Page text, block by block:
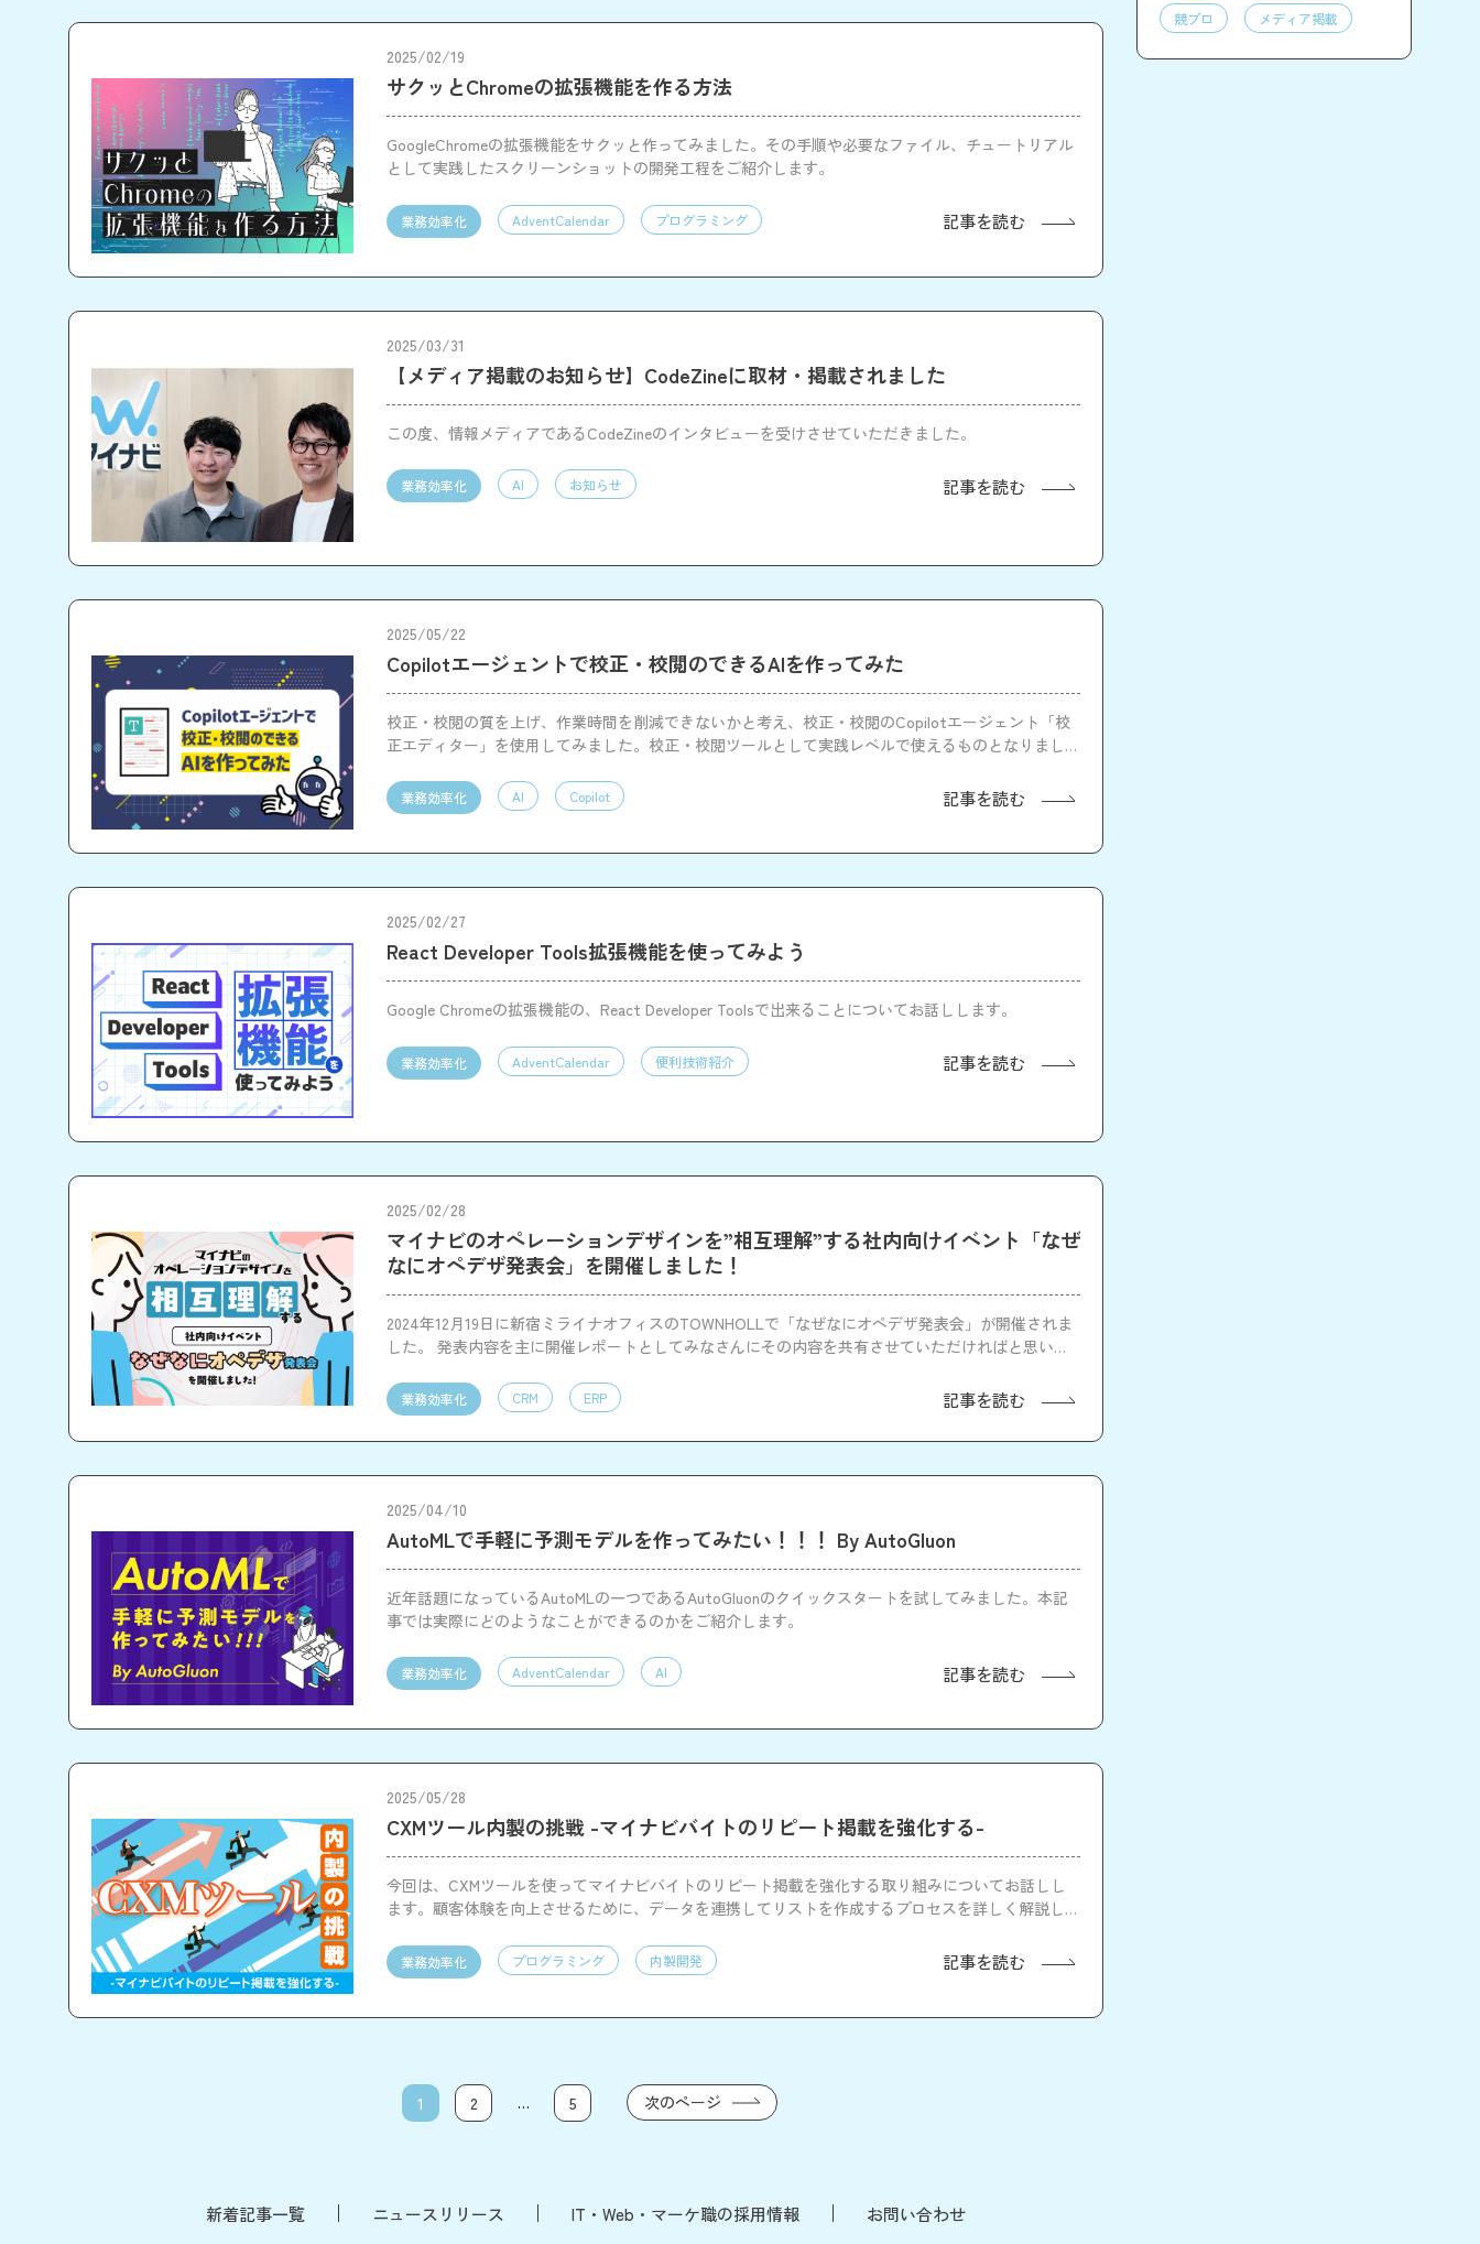
2025/02/19
サクッとChromeの拡張機能を作る方法
GoogleChromeの拡張機能をサクッと作ってみました。その手順や必要なファイル、チュートリアル
として実践したスクリーンショットの開発工程をご紹介します。
業務効率化 AdventCalendar プログラミング 記事を読む
2025/03/31
【メディア掲載のお知らせ】CodeZineに取材・掲載されました
この度、情報メディアであるCodeZineのインタビューを受けさせていただきました。
業務効率化 AI お知らせ 記事を読む
2025/05/22
Copilotエージェントで校正・校閲のできるAIを作ってみた
校正・校閲の質を上げ、作業時間を削減できないかと考え、校正・校閲のCopilotエージェント「校
正エディター」を使用してみました。校正・校閲ツールとして実践レベルで使えるものとなりました
業務効率化 AI Copilot 記事を読む
2025/02/27
React Developer Tools拡張機能を使ってみよう
Google Chromeの拡張機能の、React Developer Toolsで出来ることについてお話しします。
業務効率化 AdventCalendar 便利技術紹介 記事を読む
2025/02/28
マイナビのオペレーションデザインを”相互理解”する社内向けイベント「なぜ
なにオペデザ発表会」を開催しました！
2024年12月19日に新宿ミライナオフィスのTOWNHOLLで「なぜなにオペデザ発表会」が開催されま
した。 発表内容を主に開催レポートとしてみなさんにその内容を共有させていただければと思いま
業務効率化 CRM ERP 記事を読む
2025/04/10
AutoMLで手軽に予測モデルを作ってみたい！！！ By AutoGluon
近年話題になっているAutoMLの一つであるAutoGluonのクイックスタートを試してみました。本記
事では実際にどのようなことができるのかをご紹介します。
業務効率化 AdventCalendar AI 記事を読む
2025/05/28
CXMツール内製の挑戦 -マイナビバイトのリピート掲載を強化する-
今回は、CXMツールを使ってマイナビバイトのリピート掲載を強化する取り組みについてお話しし
ます。顧客体験を向上させるために、データを連携してリストを作成するプロセスを詳しく解説して
業務効率化 プログラミング 内製開発 記事を読む
1 2 … 5 次のページ
新着記事一覧 ニュースリリース IT・Web・マーケ職の採用情報 お問い合わせ
競プロ
メディア掲載